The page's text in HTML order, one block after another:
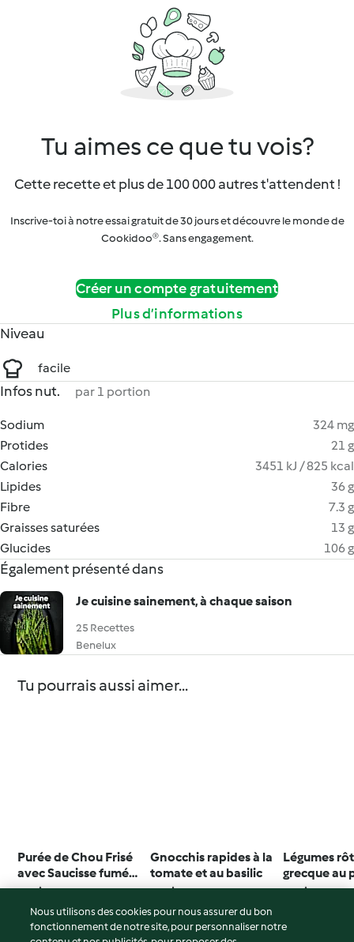
Tu aimes ce que tu vois?
Cette recette et plus de 100 000 autres t'attendent !
Inscrive-toi à notre essai gratuit de 30 jours et découvre le monde de
Cookidoo®. Sans engagement.
Créer un compte gratuitement
Plus d’informations
Niveau
facile
Infos nut. par 1 portion
Sodium
324 mg
Protides
21 g
Calories
3451 kJ / 825 kcal
Lipides
36 g
Fibre
7.3 g
Graisses saturées
13 g
Glucides
106 g
Également présenté dans
Je cuisine sainement, à chaque saison
25 Recettes
Benelux
Tu pourrais aussi aimer...
Purée de Chou Frisé
avec Saucisse fumée
et Moutarde
4.8 (6)
Gnocchis rapides à la
tomate et au basilic
4.3 (11)
Légumes
grecque au
roquette et
4.7 (29)
Nous utilisons des cookies pour nous assurer du bon
fonctionnement de notre site, pour personnaliser notre